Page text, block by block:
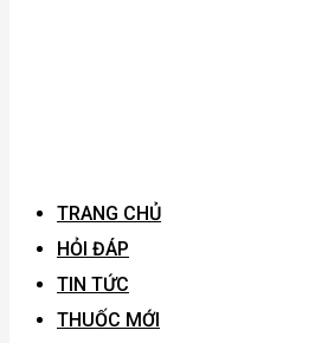
TRANG CHỦ
HỎI ĐÁP
TIN TỨC
THUỐC MỚI